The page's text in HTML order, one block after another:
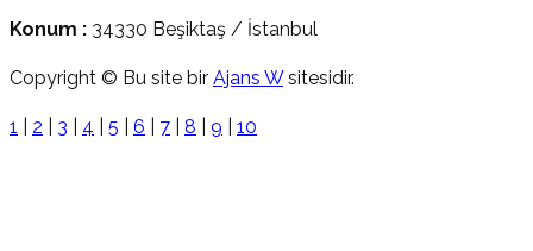
Konum : 34330 Beşiktaş / İstanbul
Copyright © Bu site bir Ajans Wsitesidir.
1 2 3 4 5 6 7 8 9 10